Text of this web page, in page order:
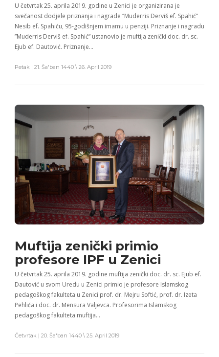
U četvrtak 25. aprila 2019. godine u Zenici je organizirana je
svečanost dodjele priznanja i nagrade ‘’Muderris Derviš ef. Spahić’’
Nesib ef. Spahiću, 95-godišnjem imamu u penziji. Priznanje i nagradu
”Muderris Derviš ef. Spahić” ustanovio je muftija zenički doc. dr. sc.
Ejub ef. Dautović. Priznanje…
Petak | 21. Ša'ban 1440 \ 26. April 2019
Muftija zenički primio
profesore IPF u Zenici
U četvrtak 25. aprila 2019. godine muftija zenički doc. dr. sc. Ejub ef.
Dautović u svom Uredu u Zenici primio je profesore Islamskog
pedagoškog fakulteta u Zenici prof. dr. Mejru Softić, prof. dr. Izeta
Pehlića i doc. dr. Mensura Valjevca. Profesorima Islamskog
pedagoškog fakulteta muftija…
Četvrtak | 20. Ša'ban 1440 \ 25. April 2019